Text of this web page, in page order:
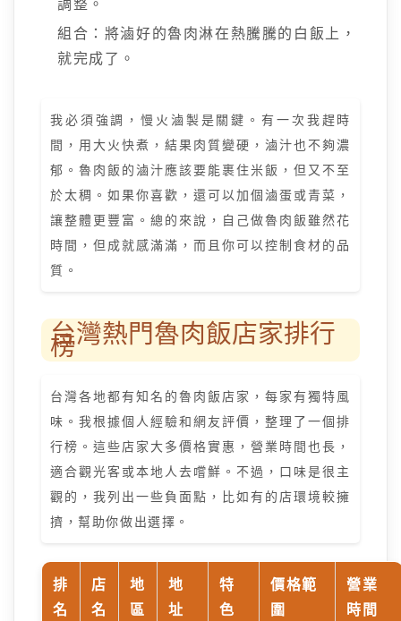
調整。
組合：將滷好的魯肉淋在熱騰騰的白飯上，
就完成了。
我必須強調，慢火滷製是關鍵。有一次我趕時
間，用大火快煮，結果肉質變硬，滷汁也不夠濃
郁。魯肉飯的滷汁應該要能裹住米飯，但又不至
於太稠。如果你喜歡，還可以加個滷蛋或青菜，
讓整體更豐富。總的來說，自己做魯肉飯雖然花
時間，但成就感滿滿，而且你可以控制食材的品
質。
台灣熱門魯肉飯店家排行
榜
台灣各地都有知名的魯肉飯店家，每家有獨特風
味。我根據個人經驗和網友評價，整理了一個排
行榜。這些店家大多價格實惠，營業時間也長，
適合觀光客或本地人去嚐鮮。不過，口味是很主
觀的，我列出一些負面點，比如有的店環境較擁
擠，幫助你做出選擇。
排
名
店
名
地
區
地
址
特
色
價格範
圍
營業
時間